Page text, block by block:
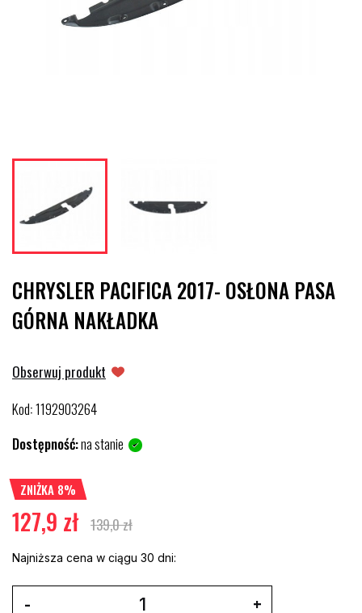
CHRYSLER PACIFICA 2017- OSŁONA PASA
GÓRNA NAKŁADKA
Obserwuj produkt
Kod:1192903264
Dostępność:na stanie
ZNIŻKA 8%
127,9 zł 139,0 zł
Najniższa cena w ciągu 30 dni: